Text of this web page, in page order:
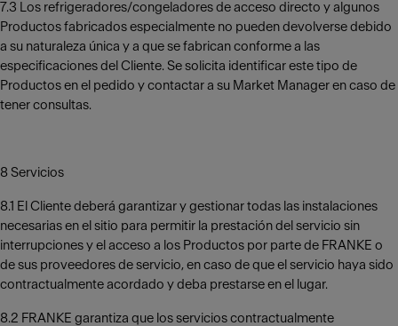
7.3 Los refrigeradores/congeladores de acceso directo y algunos
Productos fabricados especialmente no pueden devolverse debido
a su naturaleza única y a que se fabrican conforme a las
especificaciones del Cliente. Se solicita identificar este tipo de
Productos en el pedido y contactar a su Market Manager en caso de
tener consultas.
8 Servicios
8.1 El Cliente deberá garantizar y gestionar todas las instalaciones
necesarias en el sitio para permitir la prestación del servicio sin
interrupciones y el acceso a los Productos por parte de FRANKE o
de sus proveedores de servicio, en caso de que el servicio haya sido
contractualmente acordado y deba prestarse en el lugar.
8.2 FRANKE garantiza que los servicios contractualmente